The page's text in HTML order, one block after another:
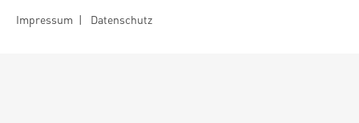
Impressum | Datenschutz